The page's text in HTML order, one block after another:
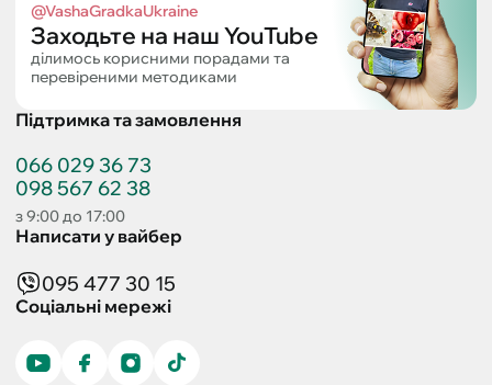
@VashaGradkaUkraine
Заходьте на наш YouTube
ділимось корисними порадами та
перевіреними методиками
Підтримка та замовлення
066 029 36 73
098 567 62 38
з 9:00 до 17:00
Написати у вайбер
095 477 30 15
Соціальні мережі